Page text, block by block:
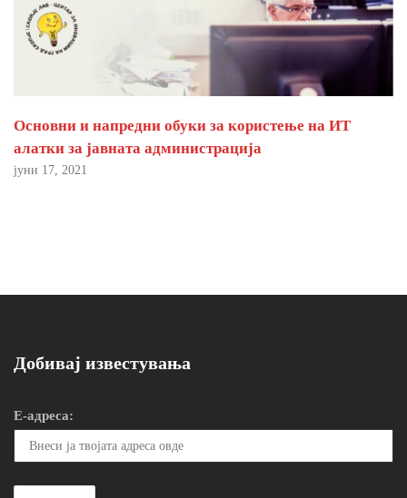
Основни и напредни обуки за користење на ИТ
алатки за јавната администрација
јуни 17, 2021
Добивај известувања
Е-адреса: